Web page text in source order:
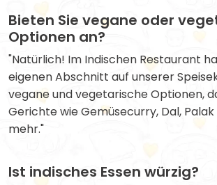
Bieten Sie vegane oder
Optionen an?
"Natürlich! Im Indischen Restaurant
eigenen Abschnitt auf unserer
vegane und vegetarische Optionen,
Gerichte wie Gemüsecurry, Dal,
mehr."
Ist indisches Essen würzig?